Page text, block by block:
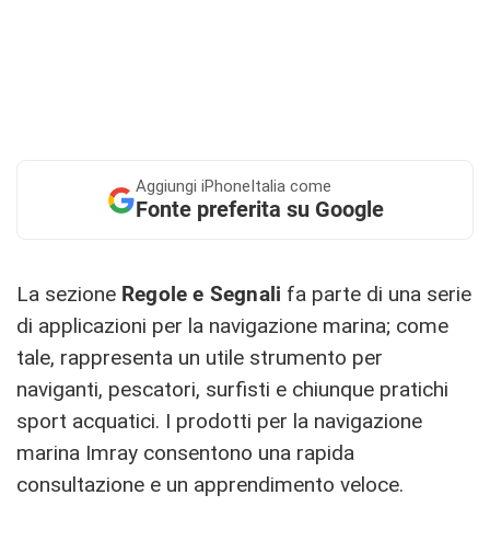
Aggiungi iPhoneItalia come
Fonte preferita su Google
La sezione Regole e Segnali fa parte di una serie
di applicazioni per la navigazione marina; come
tale, rappresenta un utile strumento per
naviganti, pescatori, surfisti e chiunque pratichi
sport acquatici. I prodotti per la navigazione
marina Imray consentono una rapida
consultazione e un apprendimento veloce.